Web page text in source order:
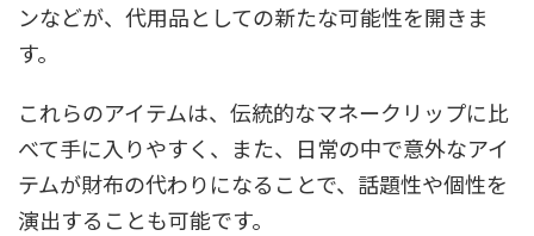
ンなどが、代用品としての新たな可能性を開きま
す。
これらのアイテムは、伝統的なマネークリップに比
べて手に入りやすく、また、日常の中で意外なアイ
テムが財布の代わりになることで、話題性や個性を
演出することも可能です。